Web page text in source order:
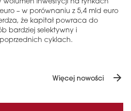
wolumen inwestycji na rynkach
– w porównaniu z 5,4 mld euro
że ​​kapitał powraca do
bardziej selektywny i
cyklach.
Więcej nowości arrow_forward